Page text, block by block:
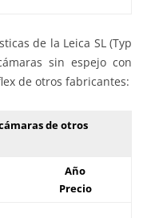
de la Leica SL (Typ
sin espejo con
de otros fabricantes:
de otros
Año
Precio